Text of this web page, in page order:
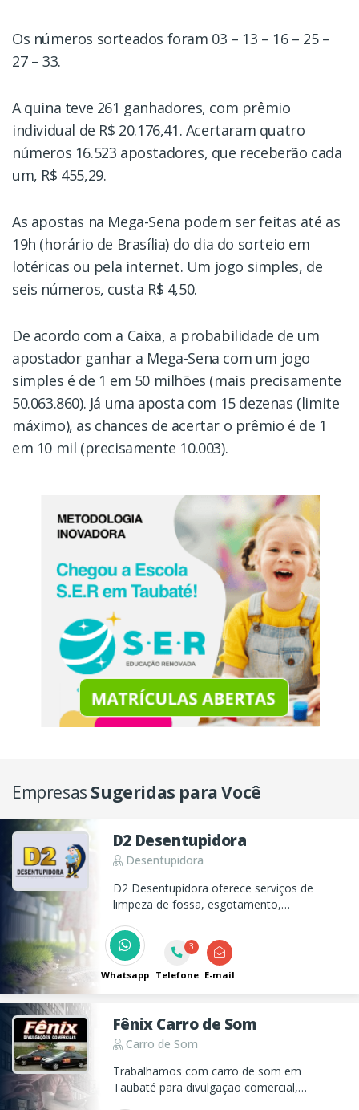
Os números sorteados foram 03 – 13 – 16 – 25 –
27 – 33.
A quina teve 261 ganhadores, com prêmio
individual de R$ 20.176,41. Acertaram quatro
números 16.523 apostadores, que receberão cada
um, R$ 455,29.
As apostas na Mega-Sena podem ser feitas até as
19h (horário de Brasília) do dia do sorteio em
lotéricas ou pela internet. Um jogo simples, de
seis números, custa R$ 4,50.
De acordo com a Caixa, a probabilidade de um
apostador ganhar a Mega-Sena com um jogo
simples é de 1 em 50 milhões (mais precisamente
50.063.860). Já uma aposta com 15 dezenas (limite
máximo), as chances de acertar o prêmio é de 1
em 10 mil (precisamente 10.003).
Empresas Sugeridas para Você
D2 Desentupidora
Desentupidora
D2 Desentupidora oferece serviços de
limpeza de fossa, esgotamento,
de ralos e vasos sanitários. Atendimento 24
horas e orçamento grátis.
Whatsapp
3
Telefone E-mail
Fênix Carro de Som
Carro de Som
Trabalhamos com carro de som em
Taubaté para divulgação comercial,